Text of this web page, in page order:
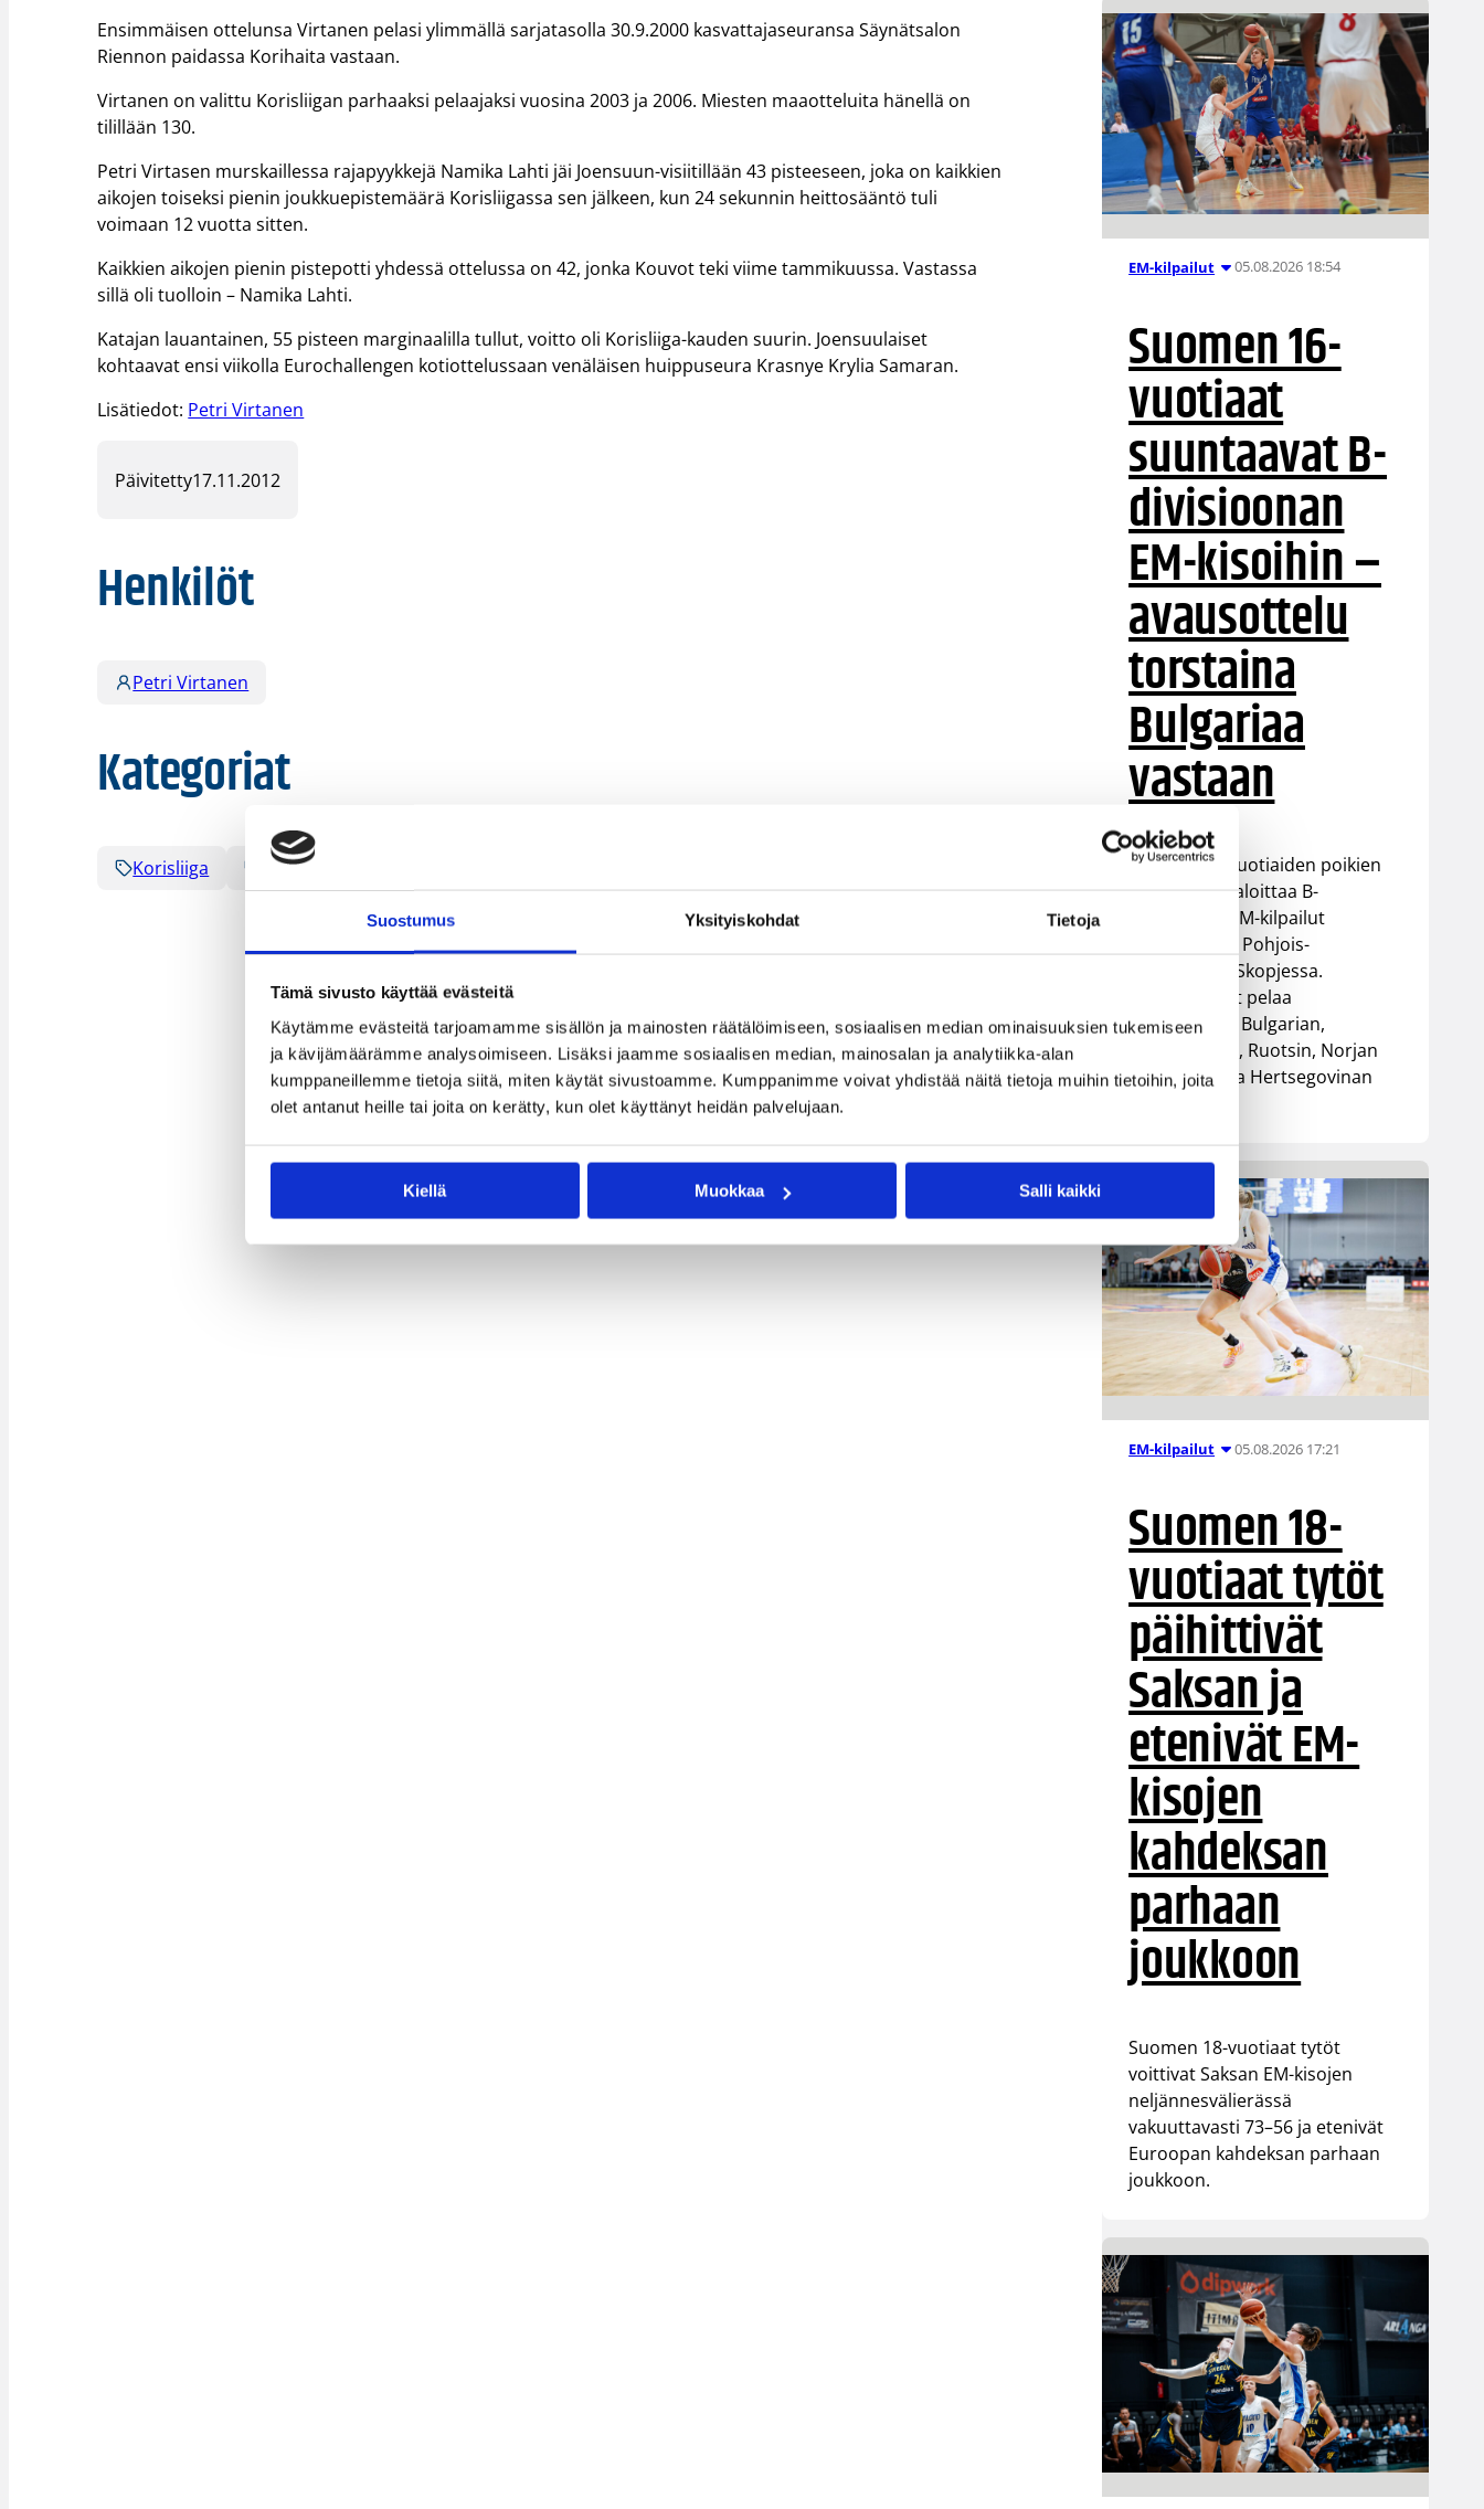
Suostumus Yksityiskohdat Tietoja
Tämä sivusto käyttää evästeitä
Käytämme evästeitä tarjoamamme sisällön ja mainosten räätälöimiseen, sosiaalisen median ominaisuuksien tukemiseen
ja kävijämäärämme analysoimiseen. Lisäksi jaamme sosiaalisen median, mainosalan ja analytiikka-alan
kumppaneillemme tietoja siitä, miten käytät sivustoamme. Kumppanimme voivat yhdistää näitä tietoja muihin tietoihin, joita
olet antanut heille tai joita on kerätty, kun olet käyttänyt heidän palvelujaan.
Kiellä Muokkaa Salli kaikki
Ensimmäisen ottelunsa Virtanen pelasi ylimmällä sarjatasolla 30.9.2000 kasvattajaseuransa Säynätsalon
Riennon paidassa Korihaita vastaan.
Virtanen on valittu Korisliigan parhaaksi pelaajaksi vuosina 2003 ja 2006. Miesten maaotteluita hänellä on
tilillään 130.
Petri Virtasen murskaillessa rajapyykkejä Namika Lahti jäi Joensuun-visiitillään 43 pisteeseen, joka on kaikkien
aikojen toiseksi pienin joukkuepistemäärä Korisliigassa sen jälkeen, kun 24 sekunnin heittosääntö tuli
voimaan 12 vuotta sitten.
Kaikkien aikojen pienin pistepotti yhdessä ottelussa on 42, jonka Kouvot teki viime tammikuussa. Vastassa
sillä oli tuolloin – Namika Lahti.
Katajan lauantainen, 55 pisteen marginaalilla tullut, voitto oli Korisliiga-kauden suurin. Joensuulaiset
kohtaavat ensi viikolla Eurochallengen kotiottelussaan venäläisen huippuseura Krasnye Krylia Samaran.
Lisätiedot: Petri Virtanen
Päivitetty17.11.2012
Henkilöt
Petri Virtanen
Kategoriat
Korisliiga Pääjuttu
EM-kilpailut 05.08.2026 18:54
Suomen 16-
vuotiaat
suuntaavat B-
divisioonan
EM-kisoihin –
avausottelu
torstaina
Bulgariaa
vastaan
Suomen 16-vuotiaiden poikien
maajoukkue aloittaa B-
divisioonan EM-kilpailut
torstaina 6.8. Pohjois-
Makedonian Skopjessa.
Sudenpennut pelaa
alkulohkossa Bulgarian,
Luxemburgin, Ruotsin, Norjan
sekä Bosnia ja Hertsegovinan
EM-kilpailut 05.08.2026 17:21
Suomen 18-
vuotiaat tytöt
päihittivät
Saksan ja
etenivät EM-
kisojen
kahdeksan
parhaan
joukkoon
Suomen 18-vuotiaat tytöt
voittivat Saksan EM-kisojen
neljännesvälierässä
vakuuttavasti 73–56 ja etenivät
Euroopan kahdeksan parhaan
joukkoon.